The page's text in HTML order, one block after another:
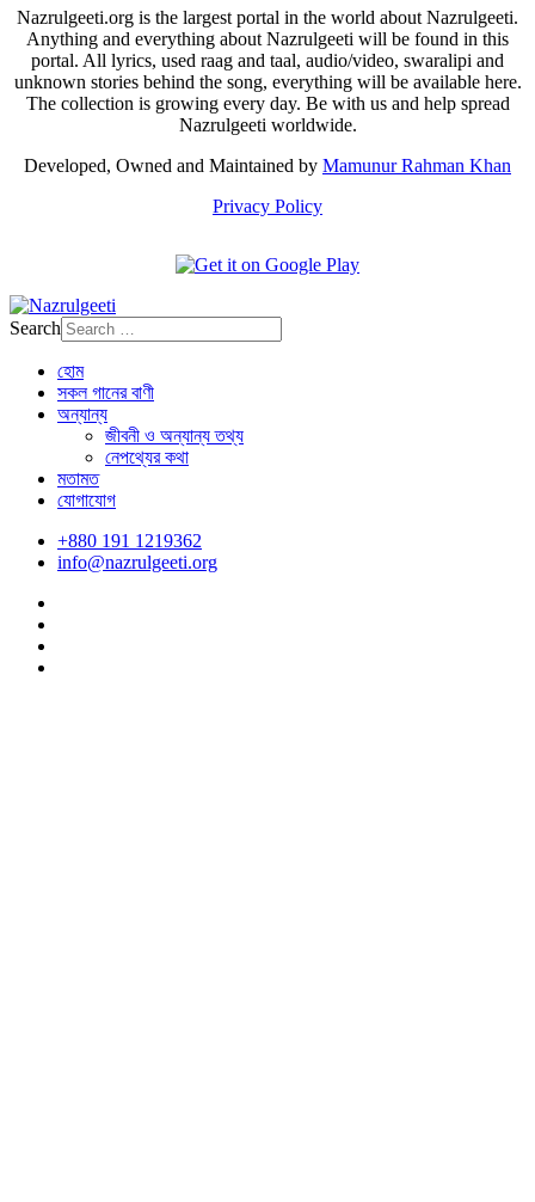
Nazrulgeeti.org is the largest portal in the world about Nazrulgeeti.
Anything and everything about Nazrulgeeti will be found in this
portal. All lyrics, used raag and taal, audio/video, swaralipi and
unknown stories behind the song, everything will be available here.
The collection is growing every day. Be with us and help spread
Nazrulgeeti worldwide.
Developed, Owned and Maintained by Mamunur Rahman Khan
Privacy Policy
Search
হোম
সকল গানের বাণী
অন্যান্য
জীবনী ও অন্যান্য তথ্য
নেপথ্যের কথা
মতামত
যোগাযোগ
+880 191 1219362
info@nazrulgeeti.org